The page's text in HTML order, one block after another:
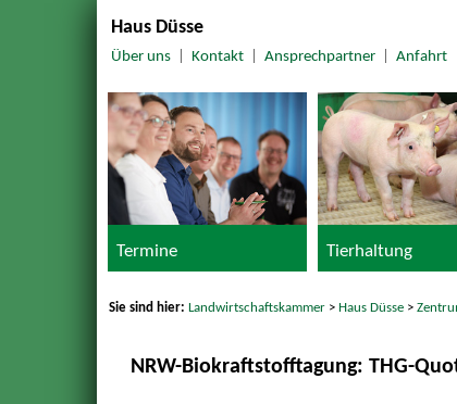
Haus Düsse
Über uns| Kontakt| Ansprechpartner| Anfahrt
Termine Tierhaltung
Sie sind hier:Landwirtschaftskammer >Haus Düsse >
NRW-Biokraftstofftagung: THG-